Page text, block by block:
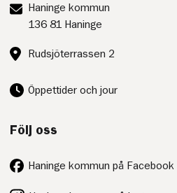
Postadress:
Haninge kommun
136 81 Haninge
Besöksadress:
Rudsjöterrassen 2
Öppettider och jour
Följ oss
Haninge kommun på Facebook